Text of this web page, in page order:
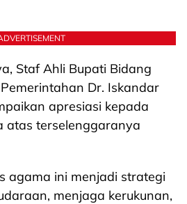
Staf Ahli Bupati Bidang
Dr. Iskandar
apresiasi kepada
atas terselenggaranya
agama ini menjadi strategi
menjaga kerukunan,